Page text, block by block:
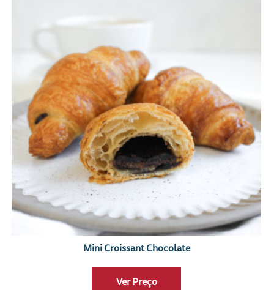
Mini Croissant Chocolate
Ver Preço